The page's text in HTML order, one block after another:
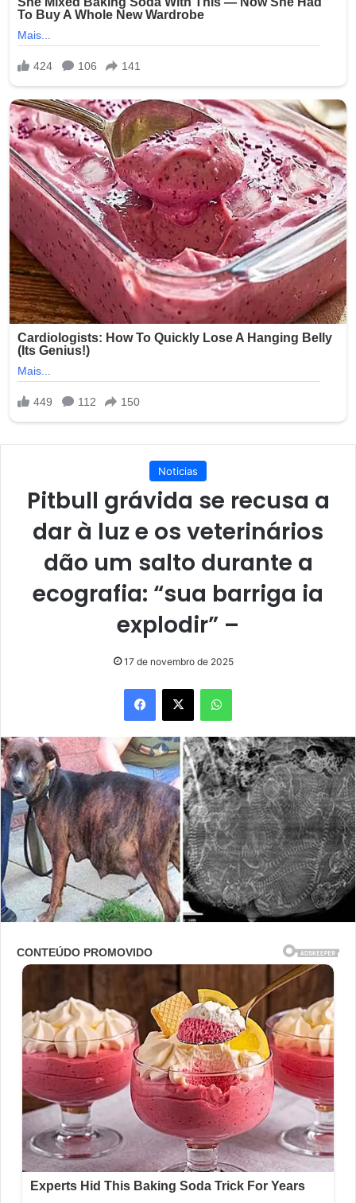
Noticias
Pitbull grávida se recusa a
dar à luz e os veterinários
dão um salto durante a
ecografia: “sua barriga ia
explodir” –
17 de novembro de 2025
Facebook
X WhatsApp